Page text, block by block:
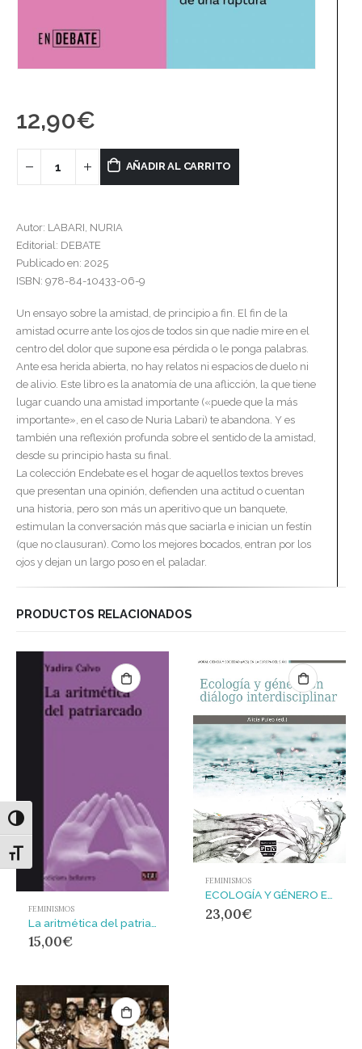
Alternar alto contraste
Alternar tamaño de letra
12,90€
AÑADIR AL CARRITO
Autor: LABARI, NURIA
Editorial: DEBATE
Publicado en: 2025
ISBN: 978-84-10433-06-9
Un ensayo sobre la amistad, de principio a fin. El fin de la
amistad ocurre ante los ojos de todos sin que nadie mire en el
centro del dolor que supone esa pérdida o le ponga palabras.
Ante esa herida abierta, no hay relatos ni espacios de duelo ni
de alivio. Este libro es la anatomía de una aflicción, la que tiene
lugar cuando una amistad importante («puede que la más
importante», en el caso de Nuria Labari) te abandona. Y es
también una reflexión profunda sobre el sentido de la amistad,
desde su principio hasta su final.
La colección Endebate es el hogar de aquellos textos breves
que presentan una opinión, defienden una actitud o cuentan
una historia, pero son más un aperitivo que un banquete,
estimulan la conversación más que saciarla e inician un festín
(que no clausuran). Como los mejores bocados, entran por los
ojos y dejan un largo poso en el paladar.
PRODUCTOS RELACIONADOS
FEMINISMOS
15,00€
FEMINISMOS
ECOLOGÍA Y GÉNERO EN DIÁLOGO INTERDISCIPLINAR
23,00€